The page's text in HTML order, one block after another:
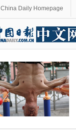
China Daily Homepage